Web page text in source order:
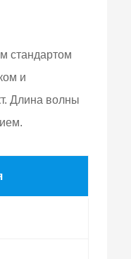
стандартом
и
Длина волны